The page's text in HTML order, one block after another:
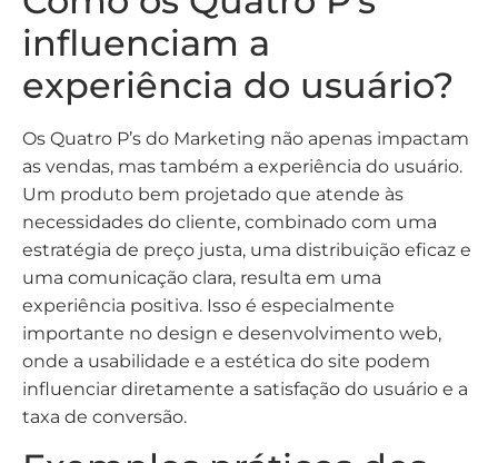
influenciam a
experiência do usuário?
Os Quatro P’s do Marketing não apenas impactam
as vendas, mas também a experiência do usuário.
Um produto bem projetado que atende às
necessidades do cliente, combinado com uma
estratégia de preço justa, uma distribuição eficaz e
uma comunicação clara, resulta em uma
experiência positiva. Isso é especialmente
importante no design e desenvolvimento web,
onde a usabilidade e a estética do site podem
influenciar diretamente a satisfação do usuário e a
taxa de conversão.